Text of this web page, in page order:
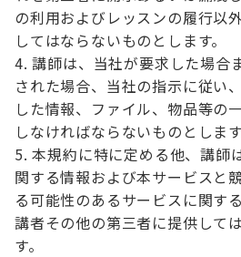
の利用およびレッスンの履行以
してはならないものとします。
講師は、当社が要求した場合
された場合、当社の指示に従い
した情報、ファイル、物品等の
しなければならないものとします
本規約に特に定める他、講師
関する情報および本サービスと
る可能性のあるサービスに関す
講者その他の第三者に提供して
す。